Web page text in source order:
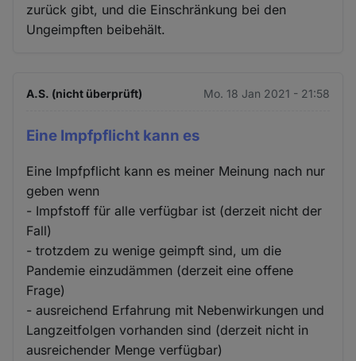
zurück gibt, und die Einschränkung bei den
Ungeimpften beibehält.
A.S. (nicht überprüft) Mo. 18 Jan 2021 - 21:58
Eine Impfpflicht kann es
Eine Impfpflicht kann es meiner Meinung nach nur
geben wenn
- Impfstoff für alle verfügbar ist (derzeit nicht der
Fall)
- trotzdem zu wenige geimpft sind, um die
Pandemie einzudämmen (derzeit eine offene
Frage)
- ausreichend Erfahrung mit Nebenwirkungen und
Langzeitfolgen vorhanden sind (derzeit nicht in
ausreichender Menge verfügbar)